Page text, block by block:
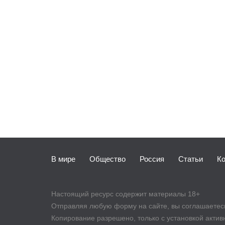
В мире Общество Россия Статьи
Настоящий ресурс содержит материалы 18+
Отправляя любую форму на сайте, вы
Копирование разрешено, только с установкой